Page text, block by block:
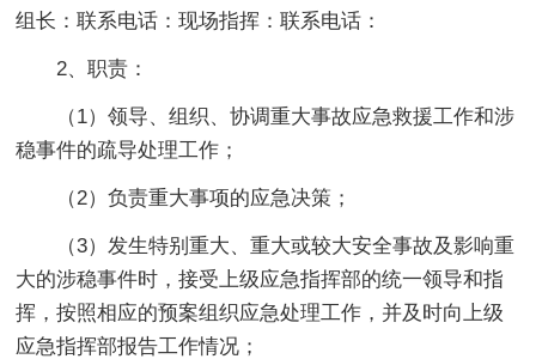
组长：联系电话：现场指挥：联系电话：
2、职责：
（1）领导、组织、协调重大事故应急救援工作和涉
稳事件的疏导处理工作；
（2）负责重大事项的应急决策；
（3）发生特别重大、重大或较大安全事故及影响重
大的涉稳事件时，接受上级应急指挥部的统一领导和指
挥，按照相应的预案组织应急处理工作，并及时向上级
应急指挥部报告工作情况；